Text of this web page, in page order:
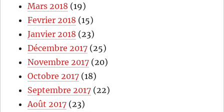
Mars 2018 (19)
Fevrier 2018 (15)
Janvier 2018 (23)
Décembre 2017 (25)
Novembre 2017 (20)
Octobre 2017 (18)
Septembre 2017 (22)
Août 2017 (23)